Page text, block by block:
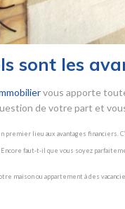
sont les
vous apporte
de votre part et
premier lieu aux avantages
faut-t-il que vous soyez
maison ou appartement à des